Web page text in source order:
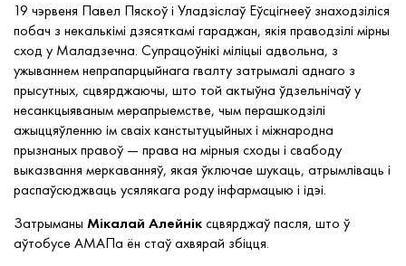
19 чэрвеня Павел Пяскоў і Уладзіслаў Еўсцігнееў знаходзіліся
побач з некалькімі дзясяткамі гараджан, якія праводзілі мірны
сход у Маладзечна. Супрацоўнікі міліцыі адвольна, з
ужываннем непрапарцыйнага гвалту затрымалі аднаго з
прысутных, сцвярджаючы, што той актыўна ўдзельнічаў у
несанкцыяваным мерапрыемстве, чым перашкодзілі
ажыццяўленню ім сваіх канстытуцыйных і міжнародна
прызнаных правоў — права на мірныя сходы і свабоду
выказвання меркаванняў, якая ўключае шукаць, атрымліваць і
распаўсюджваць усялякага роду інфармацыю і ідэі.
Затрыманы Мікалай Алейніксцвярджаў пасля, што ў
аўтобусе АМАПа ён стаў ахвярай збіцця.